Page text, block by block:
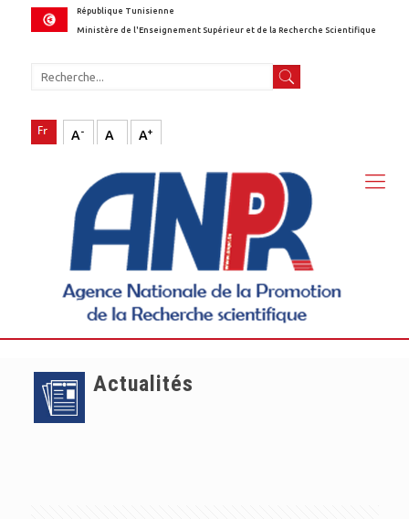
République Tunisienne
Ministère de l'Enseignement Supérieur et de la Recherche Scientifique
A- A A+
Actualités